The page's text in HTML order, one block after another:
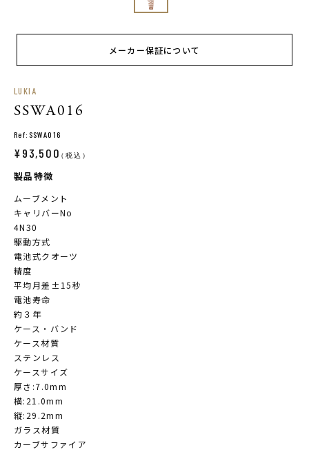
メーカー保証について
LUKIA
SSWA016
Ref:SSWA016
¥93,500（税込）
製品特徴
ムーブメント
キャリバーNo
4N30
駆動方式
電池式クオーツ
精度
平均月差±15秒
電池寿命
約３年
ケース・バンド
ケース材質
ステンレス
ケースサイズ
厚さ:7.0mm
横:21.0mm
縦:29.2mm
ガラス材質
カーブサファイア